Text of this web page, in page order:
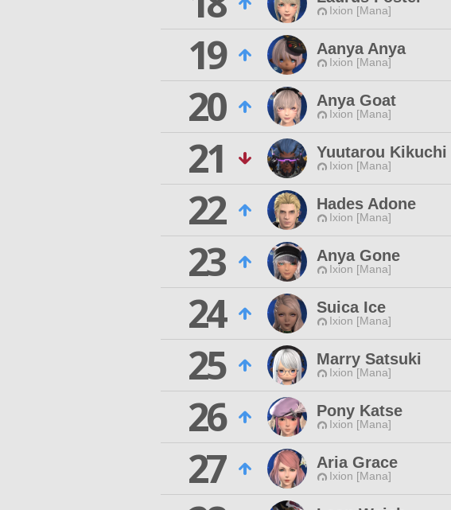
Ixion [Mana]
19
Aanya Anya
Ixion [Mana]
20
Anya Goat
Ixion [Mana]
21
Yuutarou Kikuchi
Ixion [Mana]
22
Hades Adone
Ixion [Mana]
23
Anya Gone
Ixion [Mana]
24
Suica Ice
Ixion [Mana]
25
Marry Satsuki
Ixion [Mana]
26
Pony Katse
Ixion [Mana]
27
Aria Grace
Ixion [Mana]